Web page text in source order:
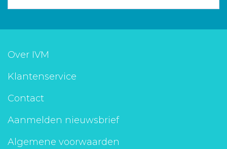
Over IVM
Klantenservice
Contact
Aanmelden nieuwsbrief
Algemene voorwaarden